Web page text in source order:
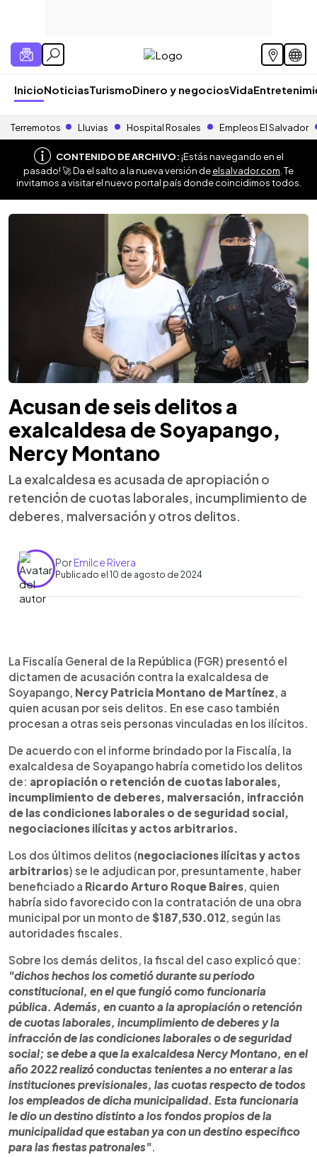
InicioNoticiasTurismoDinero y negociosVida
Terremotos Lluvias Hospital Rosales Empleos El Salvador
CONTENIDO DE ARCHIVO:¡Estás navegando en el
pasado! 🚀 Da el salto a la nueva versión deelsalvador.com . Te
invitamos a visitar el nuevo portal país donde coincidimos todos.
Acusan de seis delitos a
exalcaldesa de Soyapango,
Nercy Montano
La exalcaldesa es acusada de apropiación o
retención de cuotas laborales, incumplimiento de
deberes, malversación y otros delitos.
PorEmilce Rivera
Publicado el 10 de agosto de 2024
► Escuchar artículo
La Fiscalía General de la República (FGR) presentó el
dictamen de acusación contra la exalcaldesa de
Soyapango, Nercy Patricia Montano de Martínez , a
quien acusan por seis delitos. En ese caso también
procesan a otras seis personas vinculadas en los ilícitos.
De acuerdo con el informe brindado por la Fiscalía, la
exalcaldesa de Soyapango habría cometido los delitos
de: apropiación o retención de cuotas laborales,
incumplimiento de deberes, malversación, infracción
de las condiciones laborales o de seguridad social,
negociaciones ilícitas y actos arbitrarios.
Los dos últimos delitos (negociaciones ilícitas y actos
arbitrarios) se le adjudican por, presuntamente, haber
beneficiado a Ricardo Arturo Roque Baires , quien
habría sido favorecido con la contratación de una obra
municipal por un monto de $187,530.012 , según las
autoridades fiscales.
Sobre los demás delitos, la fiscal del caso explicó que:
"dichos hechos los cometió durante su periodo
constitucional, en el que fungió como funcionaria
pública. Además, en cuanto a la apropiación o retención
de cuotas laborales, incumplimiento de deberes y la
infracción de las condiciones laborales o de seguridad
social; se debe a que la exalcaldesa Nercy Montano, en el
año 2022 realizó conductas tenientes a no enterar a las
instituciones previsionales, las cuotas respecto de todos
los empleados de dicha municipalidad. Esta funcionaria
le dio un destino distinto a los fondos propios de la
municipalidad que estaban ya con un destino especifico
para las fiestas patronales"